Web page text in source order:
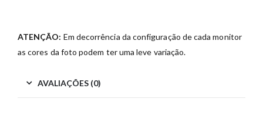
ATENÇÃO: Em decorrência da configuração de cada monitor
as cores da foto podem ter uma leve variação.
AVALIAÇÕES (0)